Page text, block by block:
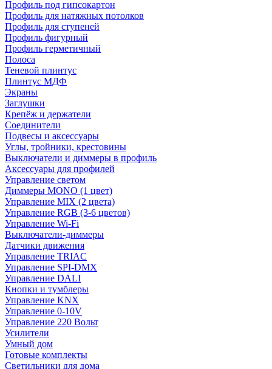
Профиль под гипсокартон
Профиль для натяжных потолков
Профиль для ступеней
Профиль фигурный
Профиль герметичный
Полоса
Теневой плинтус
Плинтус МДФ
Экраны
Заглушки
Крепёж и держатели
Соединители
Подвесы и аксессуары
Углы, тройники, крестовины
Выключатели и диммеры в профиль
Аксессуары для профилей
Управление светом
Диммеры MONO (1 цвет)
Управление MIX (2 цвета)
Управление RGB (3-6 цветов)
Управление Wi-Fi
Выключатели-диммеры
Датчики движения
Управление TRIAC
Управление SPI-DMX
Управление DALI
Кнопки и тумблеры
Управление KNX
Управление 0-10V
Управление 220 Вольт
Усилители
Умный дом
Готовые комплекты
Светильники для дома